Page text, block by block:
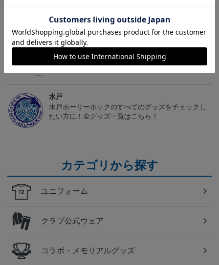
トピックス
水戸
こだわりのデザインに注目！タオルマフラーは応援
の必須アイテム！
水戸
水戸ホーリーホックのすべてのグッズをチェックし
たい方に！全グッズ一覧はこちら！
カテゴリから探す
ユニフォーム
クラブ公式ウェア
コラボ・メモリアルグッズ